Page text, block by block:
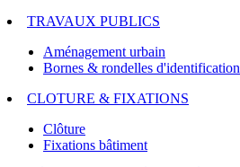
TRAVAUX PUBLICS
Aménagement urbain
Bornes & rondelles d'identification
CLOTURE & FIXATIONS
Clôture
Fixations bâtiment